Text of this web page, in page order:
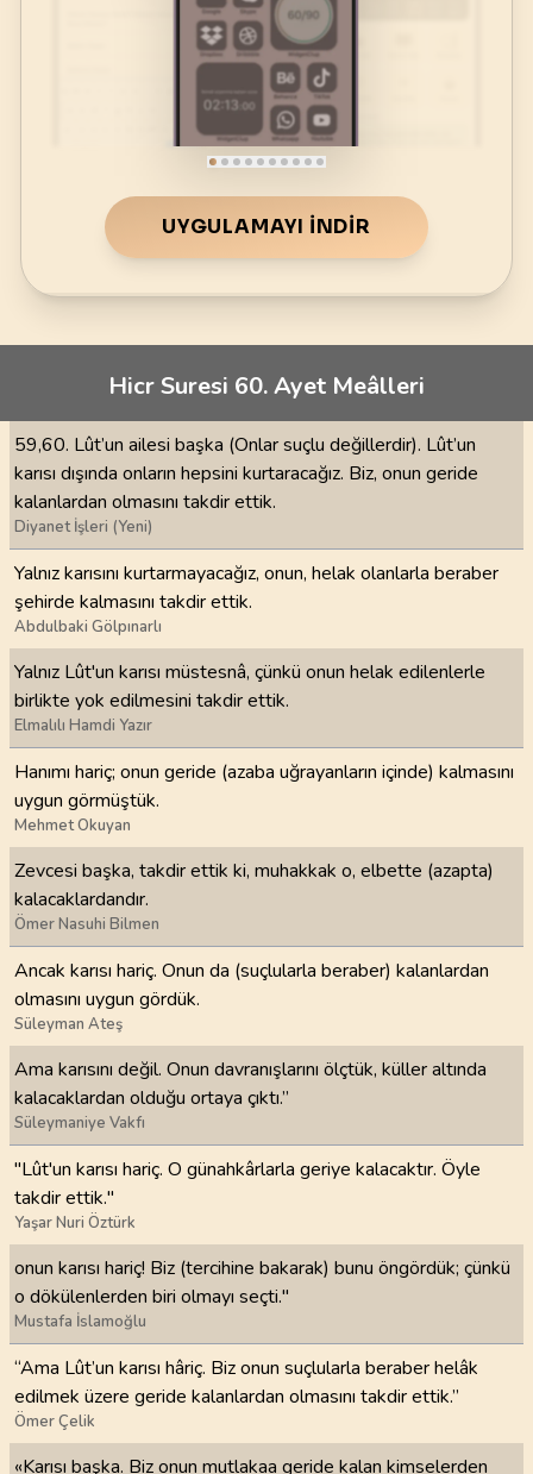
UYGULAMAYI İNDIR
Hicr Suresi 60. Ayet Meâlleri
59,60. Lût’un ailesi başka (Onlar suçlu değillerdir). Lût’un
karısı dışında onların hepsini kurtaracağız. Biz, onun geride
kalanlardan olmasını takdir ettik.
Diyanet İşleri (Yeni)
Yalnız karısını kurtarmayacağız, onun, helak olanlarla beraber
şehirde kalmasını takdir ettik.
Abdulbaki Gölpınarlı
Yalnız Lût'un karısı müstesnâ, çünkü onun helak edilenlerle
birlikte yok edilmesini takdir ettik.
Elmalılı Hamdi Yazır
Hanımı hariç; onun geride (azaba uğrayanların içinde) kalmasını
uygun görmüştük.
Mehmet Okuyan
Zevcesi başka, takdir ettik ki, muhakkak o, elbette (azapta)
kalacaklardandır.
Ömer Nasuhi Bilmen
Ancak karısı hariç. Onun da (suçlularla beraber) kalanlardan
olmasını uygun gördük.
Süleyman Ateş
Ama karısını değil. Onun davranışlarını ölçtük, küller altında
kalacaklardan olduğu ortaya çıktı.”
Süleymaniye Vakfı
"Lût'un karısı hariç. O günahkârlarla geriye kalacaktır. Öyle
takdir ettik."
Yaşar Nuri Öztürk
onun karısı hariç! Biz (tercihine bakarak) bunu öngördük; çünkü
o dökülenlerden biri olmayı seçti."
Mustafa İslamoğlu
“Ama Lût’un karısı hâriç. Biz onun suçlularla beraber helâk
edilmek üzere geride kalanlardan olmasını takdir ettik.”
Ömer Çelik
«Karısı başka. Biz onun mutlakaa geride kalan kimselerden